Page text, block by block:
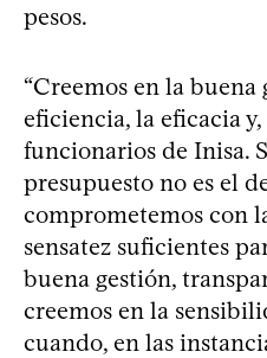
pesos.
“Creemos en la buena
eficiencia, la eficacia
funcionarios de Inisa.
presupuesto no es el
comprometemos con
sensatez suficientes
buena gestión,
creemos en la
cuando, en las